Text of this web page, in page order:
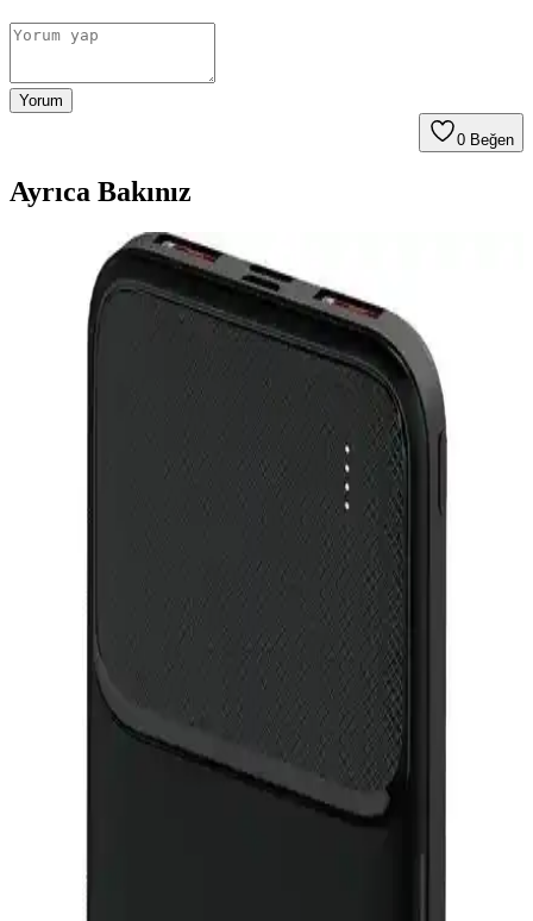
Yorum
0 Beğen
Ayrıca Bakınız
Farklı Kapasitede Powerbank Modelleri ve Seçim
Kriterleri Analizi
Farklı kapasitedeki powerbank modelleri ve seçim kriterleri
hakkında detaylı bilgi. Kullanıcıların ihtiyaçlarına göre en uygun
taşınabilir şarj cihazını seçmelerine yardımcı olur.
Powerbank Seçiminde Kapasite ve Kullanım
Amaçlarına Göre En Uygun Modeller Nasıl Seçilir
Kullanım ihtiyaçlarına uygun powerbank seçimi için kapasite,
taşınabilirlik ve şarj hızı gibi faktörleri göz önünde bulundurun.
10.000 mAh hafif ve günlük kullanım, 30.000 mAh ise uzun süreli
ve yüksek güç gerektiren ihtiyaçlar için idealdir.
10.000 mAh Taşınabilir Şarj Cihazları: Güncel
Modeller ve Özellikler
Günümüzde 10.000 mAh kapasiteye sahip taşınabilir şarj cihazları,
hızlı şarj, çoklu çıkış ve güvenlik özellikleriyle öne çıkıyor. Farklı
markalar ve fiyat seçenekleriyle ihtiyaçlarınıza uygun modelleri
Samsung Güvenilir Taşınabilir Şarj Cihazları:
hakkında sınırlı bilgi olsa da, marka kalitesi ve teknolojik özellikler